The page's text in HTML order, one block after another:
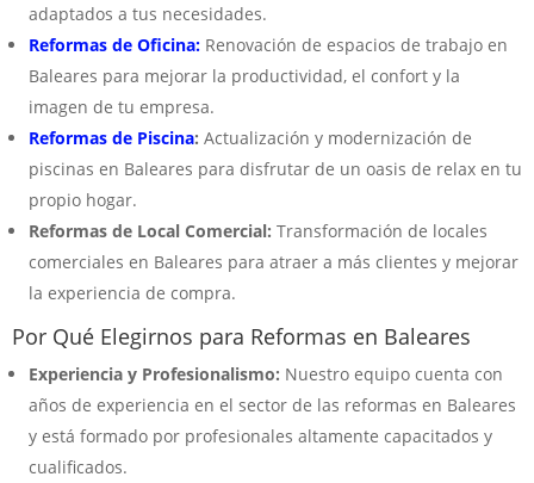
adaptados a tus necesidades.
Reformas de Oficina: Renovación de espacios de trabajo en
Baleares para mejorar la productividad, el confort y la
imagen de tu empresa.
Reformas de Piscina: Actualización y modernización de
piscinas en Baleares para disfrutar de un oasis de relax en tu
propio hogar.
Reformas de Local Comercial: Transformación de locales
comerciales en Baleares para atraer a más clientes y mejorar
la experiencia de compra.
Por Qué Elegirnos para Reformas en Baleares
Experiencia y Profesionalismo: Nuestro equipo cuenta con
años de experiencia en el sector de las reformas en Baleares
y está formado por profesionales altamente capacitados y
cualificados.